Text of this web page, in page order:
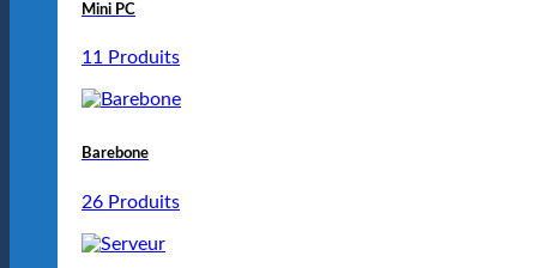
Mini PC
11 Produits
Barebone
26 Produits